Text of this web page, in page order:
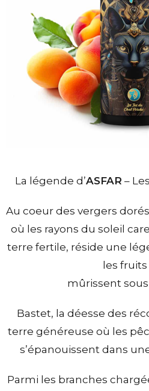
La légende d’ASFAR –
Au coeur des vergers
où les rayons du soleil
terre fertile, réside une
les
mûrissent
Bastet, la déesse des
terre généreuse où les
s’épanouissent dans
Parmi les branches